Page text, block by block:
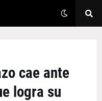
cae ante
logra su